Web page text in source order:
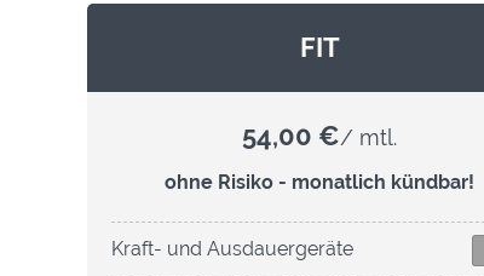
FIT
54,00 €/ mtl.
ohne Risiko - monatlich kündbar!
Kraft- und Ausdauergeräte